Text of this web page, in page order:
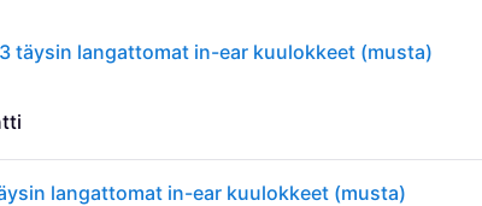
täysin langattomat in-ear kuulokkeet (musta)
langattomat in-ear kuulokkeet (musta)